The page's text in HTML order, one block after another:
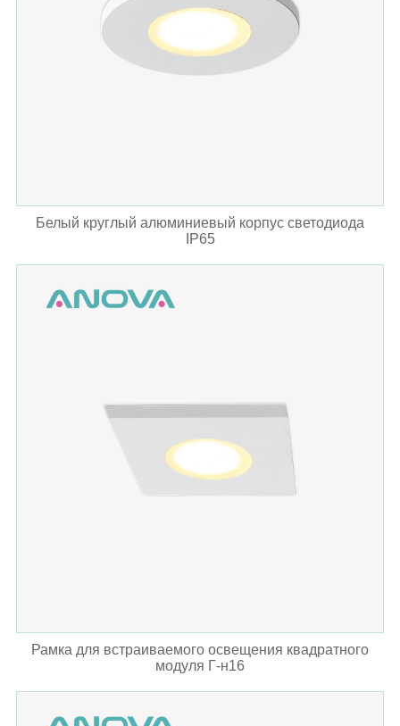
Белый круглый алюминиевый корпус светодиода
IP65
Рамка для встраиваемого освещения квадратного
модуля Г-н16